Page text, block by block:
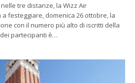
tre distanze, la Wizz Air
festeggiare, domenica 26 ottobre, la
con il numero più alto di iscritti della
partecipanti è…